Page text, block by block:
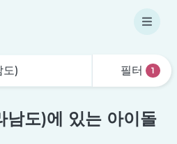
필터 1
도)에 있는 아이돌